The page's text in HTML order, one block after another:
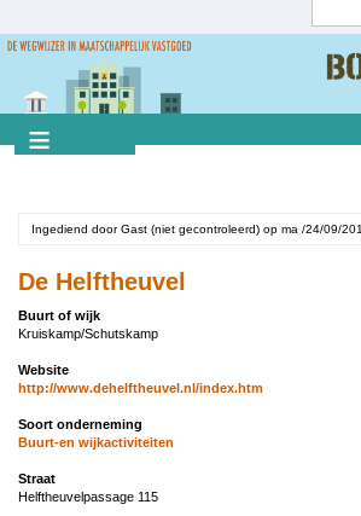
naar
gaan
Search
Ingediend doorGast (niet gecontroleerd) op ma /24/09/
De Helftheuvel
Buurt of wijk
Kruiskamp/Schutskamp
Website
http://www.dehelftheuvel.nl/index.htm
Soort onderneming
Buurt-en wijkactiviteiten
Straat
Helftheuvelpassage 115